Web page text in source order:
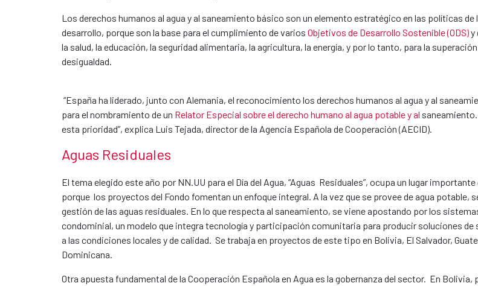
Los derechos humanos al agua y al saneamiento básico son un elemento estratégico en las políticas
desarrollo, porque son la base para el cumplimiento de varios Objetivos de Desarrollo Sostenible (ODS)y
la salud, la educación, la seguridad alimentaria, la agricultura, la energía, y por lo tanto, para la
desigualdad.
“España ha liderado, junto con Alemania, el reconocimiento los derechos humanos al agua y al
para el nombramiento de un Relator Especial sobre el derecho humano al agua potable y al
esta prioridad”, explica Luis Tejada, director de la Agencia Española de Cooperación (AECID).
Aguas Residuales
El tema elegido este año por NN.UU para el Día del Agua, “Aguas Residuales”, ocupa un lugar
porque los proyectos del Fondo fomentan un enfoque integral. A la vez que se provee de agua potable,
gestión de las aguas residuales. En lo que respecta al saneamiento, se viene apostando por los
condominial, un modelo que integra tecnología y participación comunitaria para producir soluciones
a las condiciones locales y de calidad. Se trabaja en proyectos de este tipo en Bolivia, El Salvador,
Dominicana.
Otra apuesta fundamental de la Cooperación Española en Agua es la gobernanza del sector. En